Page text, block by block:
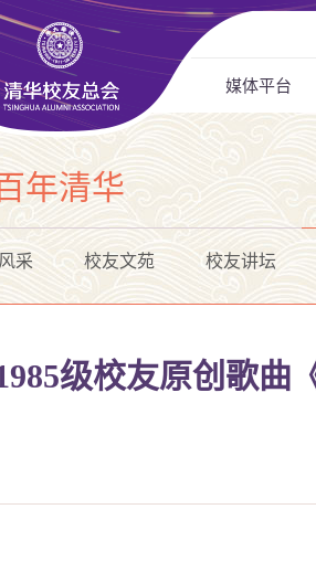
媒体平台
年清华
采 校友文苑 校友讲坛
级校友原创歌曲